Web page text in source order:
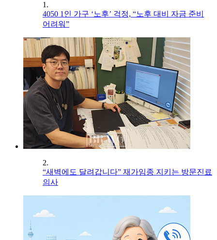
1.
4050 1인 가구 ‘노후’ 걱정, “노후 대비 자금 준비
어려워”
2.
“새벽에도 달려갑니다” 재가임종 지키는 방문진료
의사